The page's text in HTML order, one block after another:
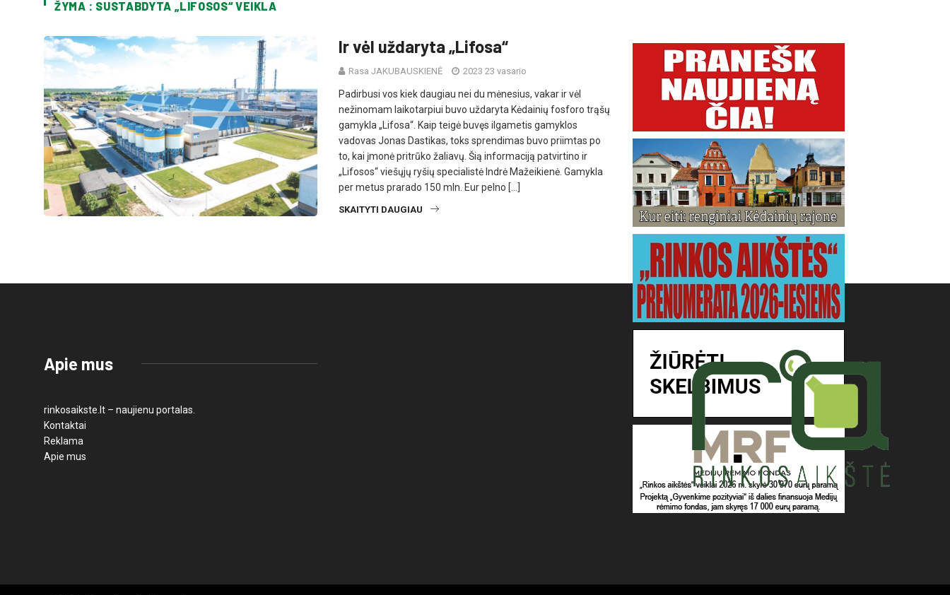
ŽYMA : SUSTABDYTA „LIFOSOS“ VEIKLA
Ir vėl uždaryta „Lifosa“
Rasa JAKUBAUSKIENĖ 2023 23 vasario
Padirbusi vos kiek daugiau nei du mėnesius, vakar ir vėl
nežinomam laikotarpiui buvo uždaryta Kėdainių fosforo trąšų
gamykla „Lifosa“. Kaip teigė buvęs ilgametis gamyklos
vadovas Jonas Dastikas, toks sprendimas buvo priimtas po
to, kai įmonė pritrūko žaliavų. Šią informaciją patvirtino ir
„Lifosos“ viešųjų ryšių specialistė Indrė Mažeikienė. Gamykla
per metus prarado 150 mln. Eur pelno […]
SKAITYTI DAUGIAU
Apie mus
rinkosaikste.lt – naujienu portalas.
Kontaktai
Reklama
Apie mus